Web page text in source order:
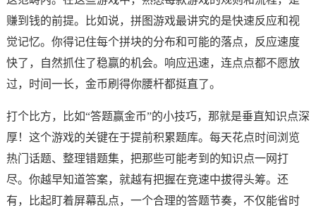
赚到钱的前提。比如说，拼图游戏最讲究的是快速反应和视
觉记忆。你得记住每个拼块的分布和可能的落点，反应速度
快了，自然抓住了稳赢的机会。响应迅速，连点点都不愿放
过，时间一长，金币刷得你腰杆都挺直了。
打个比方，比如“答题赢金币”的小技巧，那就是垂直知识点深
厚！这个游戏的关键在于提前积累题库。每天花点时间浏览
热门话题、整理错题集，把那些可能考到的知识点一网打
尽。你越早知道答案，就越有把握在竞速中拔得头筹。还
有，比起盯着屏幕乱点，一个合理的答题节奏，不仅能省时